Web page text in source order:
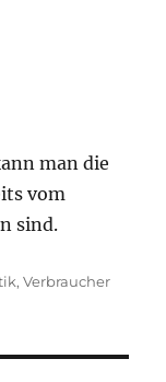
man die
vom
sind.
,Verbraucher